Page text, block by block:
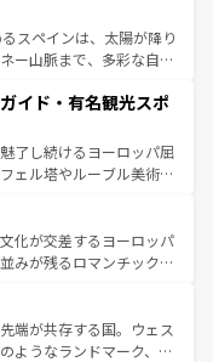
景やアマルフィ海岸の絶
観光の合間には、本場の
ア料理を堪能することも
れない旅をしてみよう！
スペインは、太陽が降り
ー山脈まで、多彩な自然
なフラメンコ、熱気あふ
が生活の一部となってい
雰囲気や、バルセロナの
は古代ローマ遺跡や中世
異なるスペインはその個
人を魅了する。 なお、新着のスペイン情報は コ
イド・有名観光スポ
了し続けるヨーロッパ屈
ェル塔やルーブル美術館
華麗な宮殿、歴史的な大
な自然が、訪れる者を心
美食の国としても知ら
ランス、プロヴァンスの
な楽しみ方が可能だ。さ
溢れており、どの街角に
化が交差するヨーロッパ
みが残るロマンチック街
も飽きることがない。ベ
州のアルプスの絶景、そ
った風景は必見。ビール
端が共存する国。ウェス
ようなランドマーク、歴